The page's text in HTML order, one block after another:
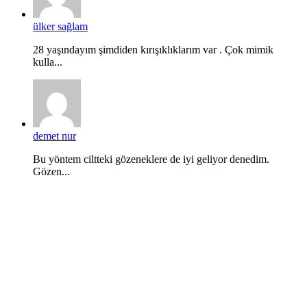
ülker sağlam
28 yaşındayım şimdiden kırışıklıklarım var . Çok mimik
kulla...
demet nur
Bu yöntem ciltteki gözeneklere de iyi geliyor denedim.
Gözen...